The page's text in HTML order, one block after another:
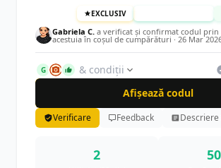
EXCLUSIV
Gabriela C. a verificat și confirmat codul prin
acestuia în coșul de cumpărături · 26 Mar
G
& condiții
Afișează codul
Verificare Feedback
2